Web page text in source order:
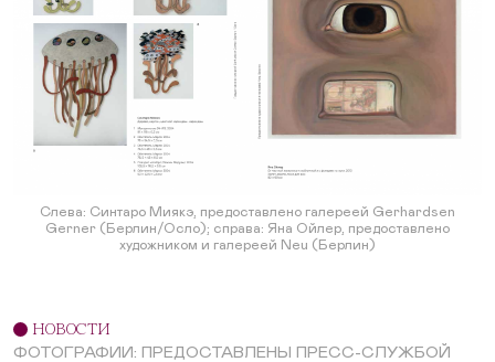
Слева: Синтаро Миякэ, предоставлено галереей Gerhardsen
Gerner (Берлин/Осло); справа: Яна Ойлер, предоставлено
художником и галереей Neu (Берлин)
НОВОСТИ
ФОТОГРАФИИ: ПРЕДОСТАВЛЕНЫ ПРЕСС-СЛУЖБОЙ